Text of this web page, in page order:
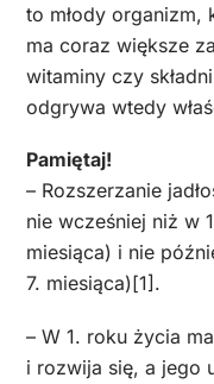
to młody organizm,
ma coraz większe
witaminy czy
odgrywa wtedy
Pamiętaj!
– Rozszerzanie
nie wcześniej niż w
miesiąca) i nie
7. miesiąca)[1].
– W 1. roku życia
i rozwija się, a jego